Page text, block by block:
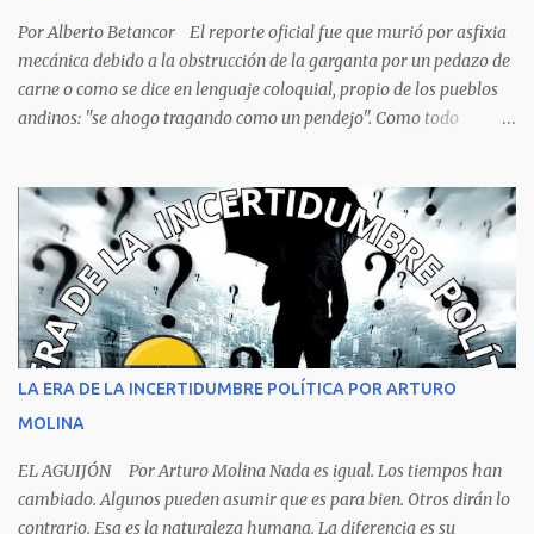
pobreza que afecta a una parte significativa de su población. La
pobreza no es solo una condición económica, sino también...
Por Alberto Betancor El reporte oficial fue que murió por asfixia
mecánica debido a la obstrucción de la garganta por un pedazo de
carne o como se dice en lenguaje coloquial, propio de los pueblos
andinos: "se ahogo tragando como un pendejo". Como todo
criminalística para determinar que no se trata de una muerte por
asfixia, ya que la reacción de una persona que está perdiendo la
respiración es levantarse y manotear, para desplomarse en el suelo
cogiendo todo lo que consigue a su lado. La foto habla por si
sola, la mesa ordenada, los platos terminados o tapados, todo en
orden y el campeón mundial sentado apacible y sin presentar su
rostro rasgos de asfixia mecánica, que se reflejan en un color
recuento de lo sucedido antes de este día fatídico. ...
LA ERA DE LA INCERTIDUMBRE POLÍTICA POR ARTURO
MOLINA
EL AGUIJÓN Por Arturo Molina Nada es igual. Los tiempos han
cambiado. Algunos pueden asumir que es para bien. Otros dirán lo
contrario. Esa es la naturaleza humana. La diferencia es su